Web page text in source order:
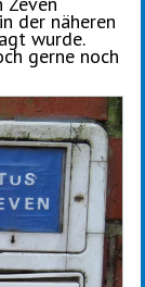
der näheren
wurde.
gerne noch